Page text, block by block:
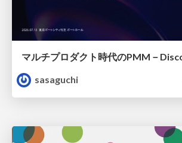
sasaguchi